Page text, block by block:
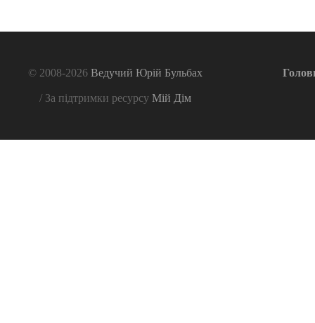
© 2008-2026 Ведучий Юрій Бульбах
/ За підтримки ресурсу Мій Дім